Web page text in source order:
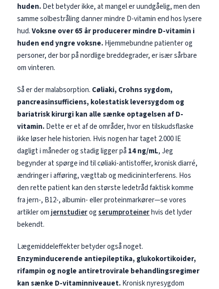
huden.Det betyder ikke, at mangel er uundgåelig, men den
samme solbestråling danner mindre D-vitamin end hos lysere
hud.Voksne over 65 år producerer mindre D-vitamin i
huden end yngre voksne.Hjemmebundne patienter og
personer, der bor på nordlige breddegrader, er især sårbare
om vinteren.
Så er der malabsorption. Cøliaki, Crohns sygdom,
pancreasinsufficiens, kolestatisk leversygdom og
bariatrisk kirurgi kan alle sænke optagelsen af D-
vitamin.Dette er et af de områder, hvor en tilskudsflaske
ikke løser hele historien. Hvis nogen har taget 2.000 IE
dagligt i måneder og stadig ligger på 14 ng/mL, Jeg
begynder at spørge ind til cøliaki-antistoffer, kronisk diarré,
ændringer i afføring, vægttab og medicininterferens. Hos
den rette patient kan den største ledetråd faktisk komme
fra jern-, B12-, albumin- eller proteinmarkører—se vores
artikler om jernstudierogserumproteinerhvis det lyder
bekendt.
Lægemiddeleffekter betyder også noget.
Enzyminducerende antiepileptika, glukokortikoider,
rifampin og nogle antiretrovirale behandlingsregimer
kan sænke D-vitaminniveauet.Kronisk nyresygdom